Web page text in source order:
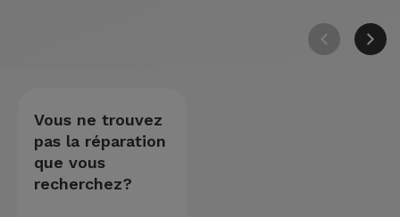
Vous ne trouvez
pas la réparation
que vous
recherchez?